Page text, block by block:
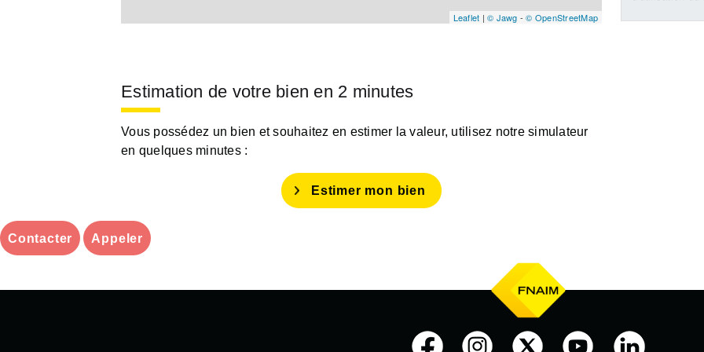
Leaflet | © Jawg -© OpenStreetMap
Estimation de votre bien en 2 minutes
Vous possédez un bien et souhaitez en estimer la valeur, utilisez notre simulateur
en quelques minutes :
Estimer mon bien
Contacter Appeler